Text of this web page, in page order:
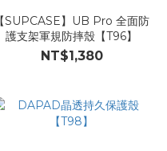
【SUPCASE】UB Pro 全面防
護支架軍規防摔殼【T96】
NT$1,380